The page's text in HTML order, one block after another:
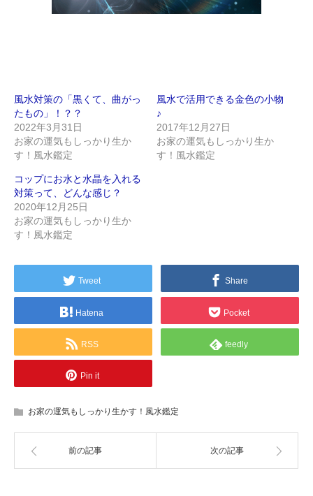
風水対策の「黒くて、曲がっ
たもの」！？？
2022年3月31日
お家の運気もしっかり生か
す！風水鑑定
風水で活用できる金色の小物
♪
2017年12月27日
お家の運気もしっかり生か
す！風水鑑定
コップにお水と水晶を入れる
対策って、どんな感じ？
2020年12月25日
お家の運気もしっかり生か
す！風水鑑定
Tweet Share
Hatena Pocket
RSS feedly
Pin it
お家の運気もしっかり生かす！風水鑑定
前の記事 次の記事